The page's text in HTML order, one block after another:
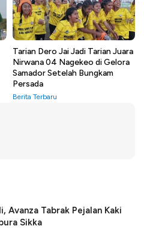
Tarian Dero Jai Jadi Tarian Juara
Nirwana 04 Nagekeo di Gelora
Samador Setelah Bungkam
Persada
Berita Terbaru
Avanza Tabrak Pejalan Kaki
Sikka